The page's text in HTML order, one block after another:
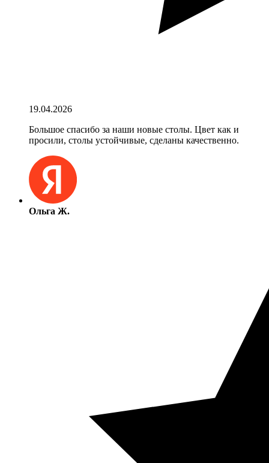
19.04.2026
Большое спасибо за наши новые столы. Цвет как и
просили, столы устойчивые, сделаны качественно.
Ольга Ж.